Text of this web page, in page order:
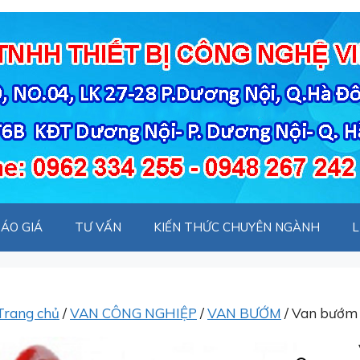
GIÁ TƯ VẤN KIẾN THỨC CHUYÊN NGÀNH
chủ /VAN CÔNG NGHIỆP /VAN BƯỚM / Van